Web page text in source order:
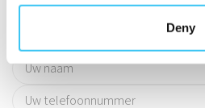
Deny
u zo spoedig mogelijk terug!